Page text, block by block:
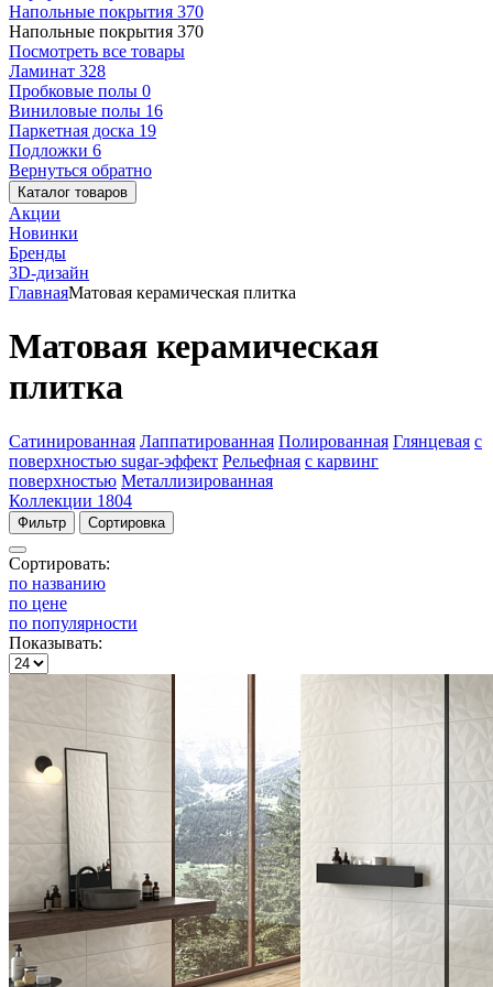
Напольные покрытия 370
Напольные покрытия 370
Посмотреть все товары
Ламинат 328
Пробковые полы 0
Виниловые полы 16
Паркетная доска 19
Подложки 6
Вернуться обратно
Каталог товаров
Акции
Новинки
Бренды
3D-дизайн
ГлавнаяМатовая керамическая плитка
Матовая керамическая
плитка
Сатинированная Лаппатированная Полированная Глянцевая с
поверхностью sugar-эффект Рельефная с карвинг
поверхностью Металлизированная
Коллекции 1804
Фильтр Сортировка
Сортировать:
по названию
по цене
по популярности
Показывать: